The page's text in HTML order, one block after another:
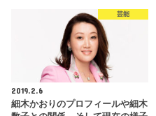
芸能
2019.2.6
細木かおりのプロフィールや細木